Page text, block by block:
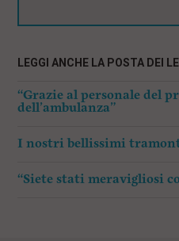
LEGGI ANCHE LA POSTA DEI
“Grazie al personale del
dell’ambulanza”
I nostri bellissimi
“Siete stati meravigliosi